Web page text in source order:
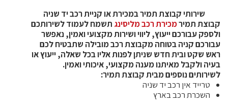
שירותי קבוצת תמיר במכירת או קניית רכב יד שניה
קבוצת תמירמכירת רכב מליסינג תשמח לעמוד לשירותכם
ולספק עבורכם ייעוץ, ליווי ושירות מקצועי ואמין, נאפשר
עבורכם קניה בטוחה מקבוצת רכב מובילה שתבטיח לכם
ראש שקט ובית חדש שניתן לפנות אליו בכל שאלה, ייעוץ או
בעיה ולקבל מאיתנו מענה מקצועי, איכותי ואמין.
לשירותים נוספים מבית קבוצת תמיר:
טרייד אין רכב יד שניה
השכרת רכב בארץ